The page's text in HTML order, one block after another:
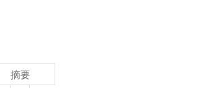
摘要